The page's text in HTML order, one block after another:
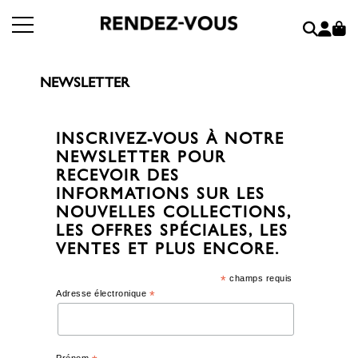
NEWSLETTER
INSCRIVEZ-VOUS À NOTRE
NEWSLETTER POUR
RECEVOIR DES
INFORMATIONS SUR LES
NOUVELLES COLLECTIONS,
LES OFFRES SPÉCIALES, LES
VENTES ET PLUS ENCORE.
* champs requis
Adresse électronique *